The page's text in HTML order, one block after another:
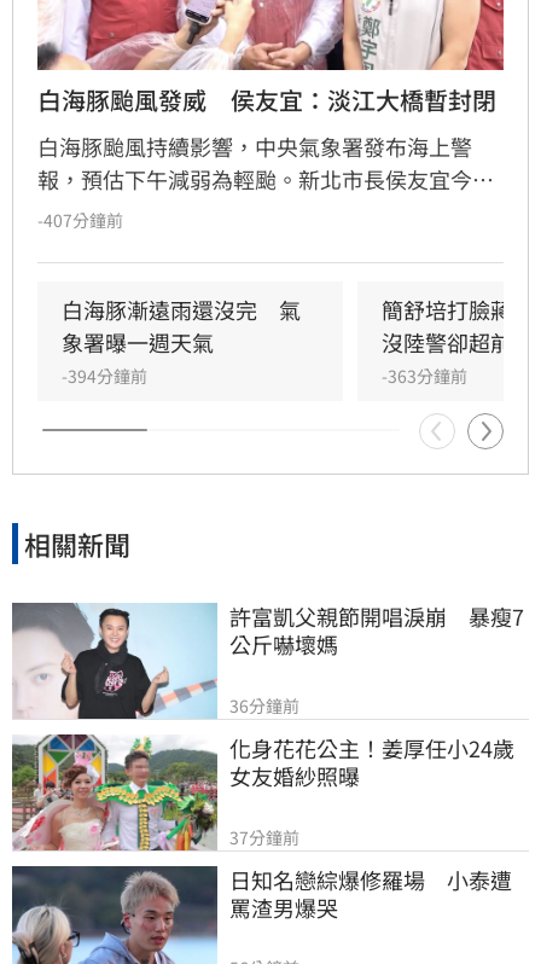
白海豚颱風發威　侯友宜：淡江大橋暫封閉
白海豚颱風持續影響，中央氣象署發布海上警
報，預估下午減弱為輕颱。新北市長侯友宜今日
視察淡海二期防汛工程，確認現場無積淹水情
影響仍在，山區恐有大雨，沿海長浪可能超過6
米，請市民務必遠離山區與海邊，並持續留意最
新氣象資訊，以確保自身安全。
-407分鐘前
白海豚漸遠雨還沒完　氣
象署曝一週天氣
-394分鐘前
簡舒培打臉蔣
沒陸警卻超前放
-363分鐘前
相關新聞
許富凱父親節開唱淚崩　暴瘦7
公斤嚇壞媽
36分鐘前
化身花花公主！姜厚任小24歲
女友婚紗照曝
37分鐘前
日知名戀綜爆修羅場　小泰遭
罵渣男爆哭